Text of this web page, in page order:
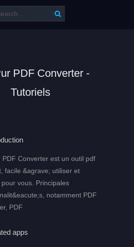
PDF Converter -
Tutoriels
PDF Converter est un outil pdf
facile &agrave; utiliser et
vous. Principales
notamment PDF
PDF
apps